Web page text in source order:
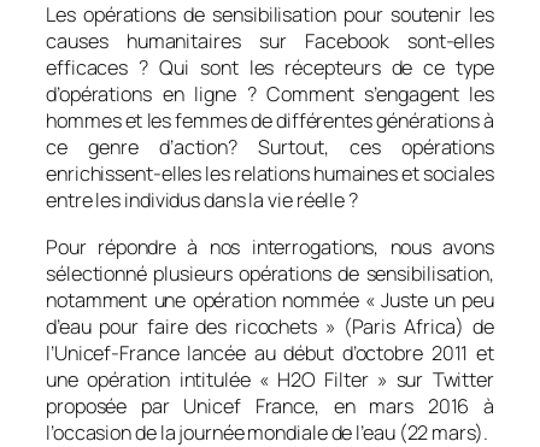
Les opérations de sensibilisation pour soutenir les
causes humanitaires sur Facebook sont-elles
efficaces ? Qui sont les récepteurs de ce type
d’opérations en ligne ? Comment s’engagent les
hommes et les femmes de différentes générations à
ce genre d’action? Surtout, ces opérations
enrichissent-elles les relations humaines et sociales
entre les individus dans la vie réelle ?
Pour répondre à nos interrogations, nous avons
sélectionné plusieurs opérations de sensibilisation,
notamment une opération nommée « Juste un peu
d’eau pour faire des ricochets » (Paris Africa) de
l’Unicef-France lancée au début d’octobre 2011 et
une opération intitulée « H2O Filter » sur Twitter
proposée par Unicef France, en mars 2016 à
l’occasion de la journée mondiale de l’eau (22 mars).